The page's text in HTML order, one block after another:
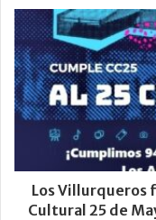
Los Villurqueros
Cultural 25 de